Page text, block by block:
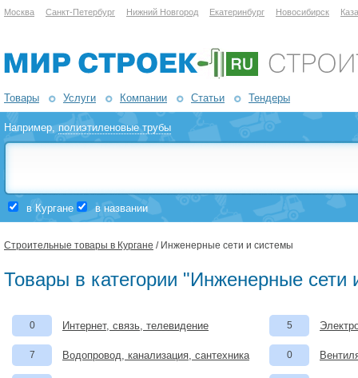
Москва Санкт-Петербург Нижний Новгород Екатеринбург Новосибирск
Товары Услуги Компании Статьи Тендеры
Например,полиэтиленовые трубы
в Кургане в названии
Строительные товары в Кургане / Инженерные сети и системы
Товары в категории "Инженерные сети
0 Интернет, связь, телевидение 5
7 Водопровод, канализация, сантехника 0